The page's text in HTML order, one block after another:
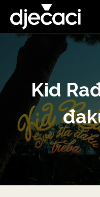
Kid